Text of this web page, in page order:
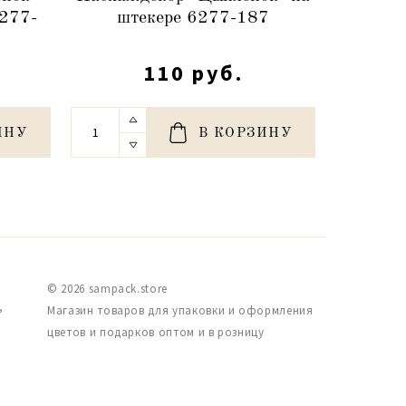
штекере 6277-187
110 руб.
В КОРЗИНУ
© 2026 sampack.store
Магазин товаров для упаковки и оформления
цветов и подарков оптом и в розницу